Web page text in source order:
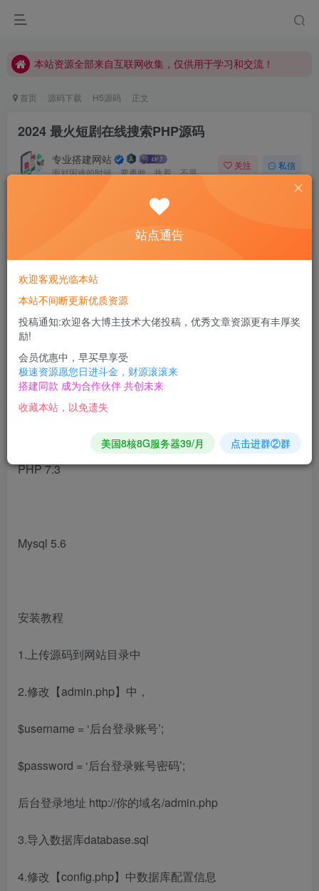
本站资源全部来自互联网收集，仅供用于学习和交流！
首页 源码下载 H5源码 正文
2024 最火短剧在线搜索PHP源码
专业搭建网站
面对困难的时候，要勇敢、执着、不畏艰辛地去战胜它
关注 私信
搜索神器源码，自带本地数据库500+数据，共有
6000+短剧视频，与短剧猫一样。
PHP 7.3
Mysql 5.6
安装教程
1.上传源码到网站目录中
2.修改【admin.php】中，
$username = ‘后台登录账号’;
$password = ‘后台登录账号密码’;
后台登录地址 http://你的域名/admin.php
3.导入数据库database.sql
4.修改【config.php】中数据库配置信息
站点通告
欢迎客观光临本站
本站不间断更新优质资源
投稿通知:欢迎各大博主技术大佬投稿，优秀文章资源更有丰厚奖
励!
会员优惠中，早买早享受
极速资源愿您日进斗金，财源滚滚来
搭建同款 成为合作伙伴 共创未来
收藏本站，以免遗失
美国8核8G服务器39/月 点击进群②群